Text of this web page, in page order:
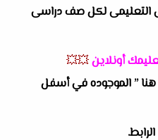
التعليمى لكل صف دراسى
أونلاين💥💥
” الموجوده في أسفل